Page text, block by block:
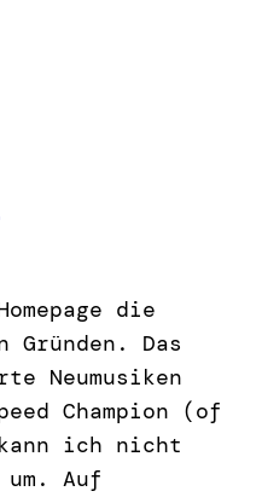
die
Das
Neumusiken
Champion (of
ich nicht
Auf